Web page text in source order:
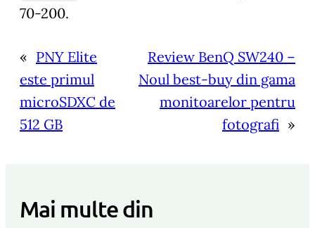
70-200.
« PNY Elite
este primul
microSDXC de
512 GB
Review BenQ SW240 –
Noul best-buy din gama
monitoarelor pentru
fotografi »
Mai multe din